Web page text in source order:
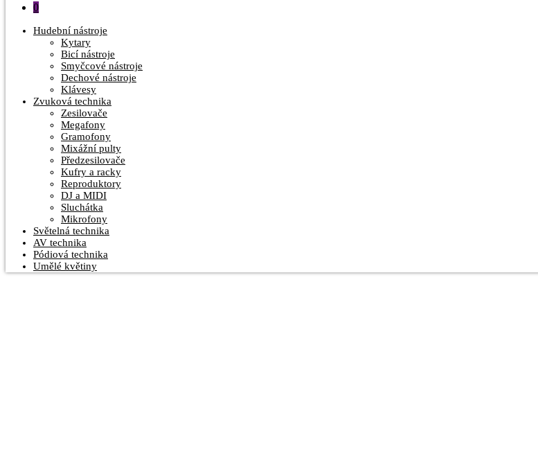
0
Hudební nástroje
Kytary
Bicí nástroje
Smyčcové nástroje
Dechové nástroje
Klávesy
Zvuková technika
Zesilovače
Megafony
Gramofony
Mixážní pulty
Předzesilovače
Kufry a racky
Reproduktory
DJ a MIDI
Sluchátka
Mikrofony
Světelná technika
AV technika
Pódiová technika
Umělé květiny